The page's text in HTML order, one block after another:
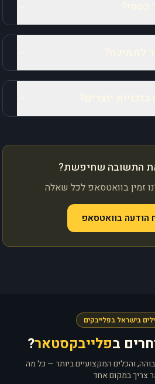
התשובה שחיפשת?
זמין בוואטסאפ לכל שאלה
הודעה בוואטסאפ
בישראל בפלייבקים
בפלייבקסטאר?
והכלים המקצועיים ביותר — כל מה
צריך במקום אחד